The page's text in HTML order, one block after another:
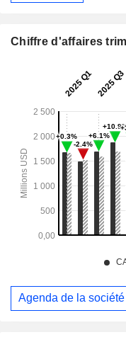
Chiffre d'affaires
Agenda de la société